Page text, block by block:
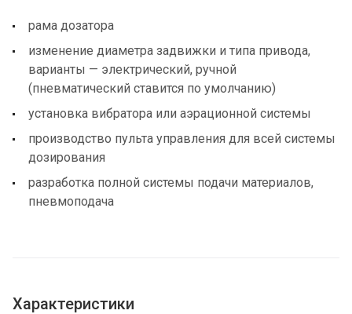
рама дозатора
изменение диаметра задвижки и типа привода,
варианты — электрический, ручной
(пневматический ставится по умолчанию)
установка вибратора или аэрационной системы
производство пульта управления для всей системы
дозирования
разработка полной системы подачи материалов,
пневмоподача
Характеристики